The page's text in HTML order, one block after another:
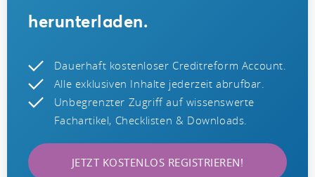
herunterladen.
Dauerhaft kostenloser Creditreform Account.
Alle exklusiven Inhalte jederzeit abrufbar.
Unbegrenzter Zugriff auf wissenswerte
Fachartikel, Checklisten & Downloads.
JETZT KOSTENLOS REGISTRIEREN!